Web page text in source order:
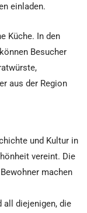
einladen.
Küche. In den
Besucher
aus der Region
und Kultur in
vereint. Die
machen
all diejenigen, die